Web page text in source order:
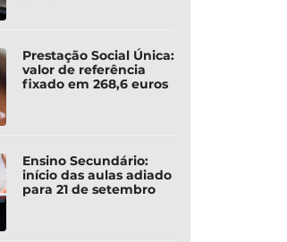
Prestação Social Única:
valor de referência
fixado em 268,6 euros
Ensino Secundário:
início das aulas adiado
para 21 de setembro